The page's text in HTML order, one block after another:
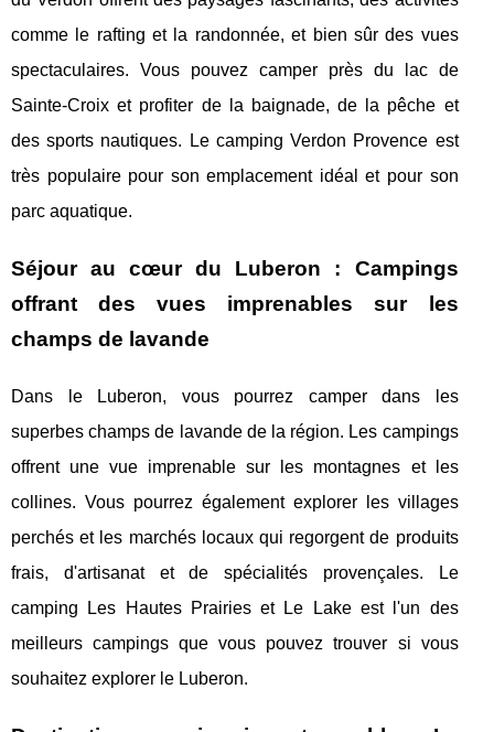
comme le rafting et la randonnée, et bien sûr des vues
spectaculaires. Vous pouvez camper près du lac de
Sainte-Croix et profiter de la baignade, de la pêche et
des sports nautiques. Le camping Verdon Provence est
très populaire pour son emplacement idéal et pour son
parc aquatique.
Séjour au cœur du Luberon : Campings
offrant des vues imprenables sur les
champs de lavande
Dans le Luberon, vous pourrez camper dans les
superbes champs de lavande de la région. Les campings
offrent une vue imprenable sur les montagnes et les
collines. Vous pourrez également explorer les villages
perchés et les marchés locaux qui regorgent de produits
frais, d'artisanat et de spécialités provençales. Le
camping Les Hautes Prairies et Le Lake est l'un des
meilleurs campings que vous pouvez trouver si vous
souhaitez explorer le Luberon.